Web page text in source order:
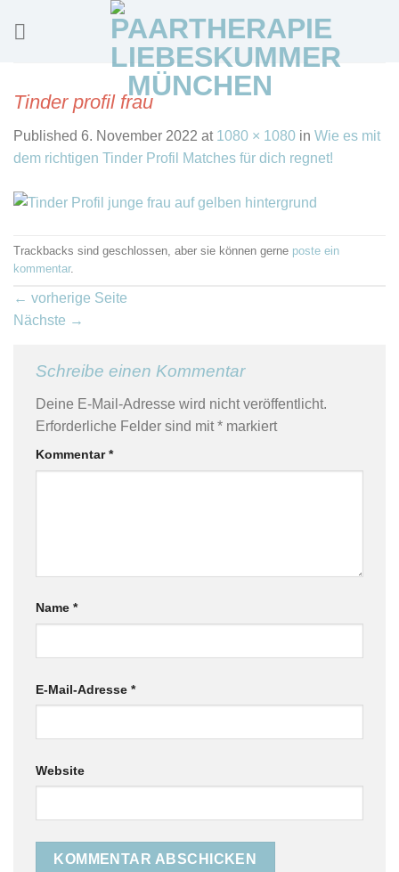
Tinder profil frau
Published 6. November 2022 at 1080 × 1080 in Wie es mit
dem richtigen Tinder Profil Matches für dich regnet!
Trackbacks sind geschlossen, aber sie können gerne poste ein
kommentar.
← vorherige Seite
Nächste →
Schreibe einen Kommentar
Deine E-Mail-Adresse wird nicht veröffentlicht.
Erforderliche Felder sind mit* markiert
Kommentar*
Name *
E-Mail-Adresse *
Website